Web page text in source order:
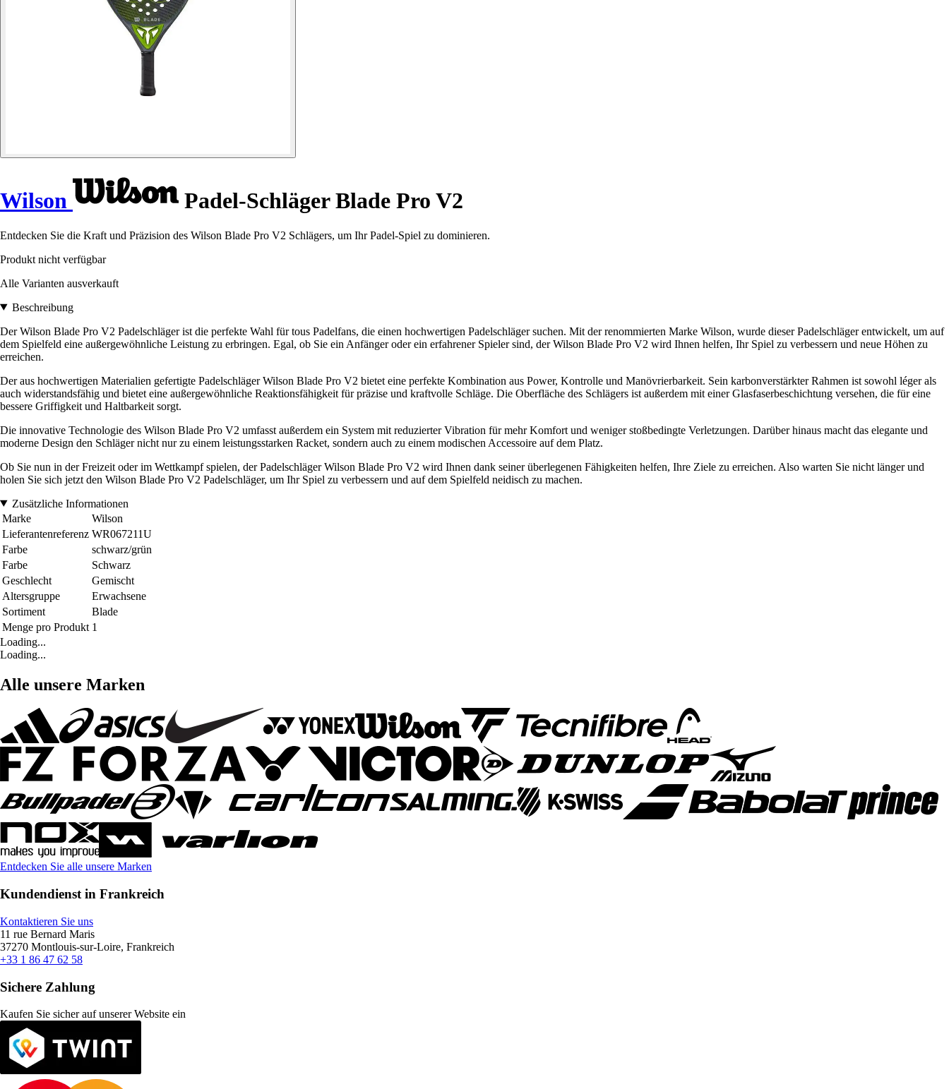
Wilson Padel-Schläger Blade Pro V2
Entdecken Sie die Kraft und Präzision des Wilson Blade Pro V2 Schlägers, um Ihr Padel-Spiel zu dominieren.
Produkt nicht verfügbar
Alle Varianten ausverkauft
Beschreibung
Der Wilson Blade Pro V2 Padelschläger ist die perfekte Wahl für tous Padelfans, die einen hochwertigen Padelschläger suchen. Mit der renommierten Marke Wilson, wurde dieser Padelschläger entwickelt, um auf
dem Spielfeld eine außergewöhnliche Leistung zu erbringen. Egal, ob Sie ein Anfänger oder ein erfahrener Spieler sind, der Wilson Blade Pro V2 wird Ihnen helfen, Ihr Spiel zu verbessern und neue Höhen zu
erreichen.
Der aus hochwertigen Materialien gefertigte Padelschläger Wilson Blade Pro V2 bietet eine perfekte Kombination aus Power, Kontrolle und Manövrierbarkeit. Sein karbonverstärkter Rahmen ist sowohl léger als
auch widerstandsfähig und bietet eine außergewöhnliche Reaktionsfähigkeit für präzise und kraftvolle Schläge. Die Oberfläche des Schlägers ist außerdem mit einer Glasfaserbeschichtung versehen, die für eine
bessere Griffigkeit und Haltbarkeit sorgt.
Die innovative Technologie des Wilson Blade Pro V2 umfasst außerdem ein System mit reduzierter Vibration für mehr Komfort und weniger stoßbedingte Verletzungen. Darüber hinaus macht das elegante und
moderne Design den Schläger nicht nur zu einem leistungsstarken Racket, sondern auch zu einem modischen Accessoire auf dem Platz.
Ob Sie nun in der Freizeit oder im Wettkampf spielen, der Padelschläger Wilson Blade Pro V2 wird Ihnen dank seiner überlegenen Fähigkeiten helfen, Ihre Ziele zu erreichen. Also warten Sie nicht länger und
holen Sie sich jetzt den Wilson Blade Pro V2 Padelschläger, um Ihr Spiel zu verbessern und auf dem Spielfeld neidisch zu machen.
Zusätzliche Informationen
Marke
Wilson
Lieferantenreferenz WR067211U
Farbe
schwarz/grün
Farbe
Schwarz
Geschlecht
Gemischt
Altersgruppe
Erwachsene
Sortiment
Blade
Menge pro Produkt 1
Loading...
Loading...
Alle unsere Marken
Entdecken Sie alle unsere Marken
Kundendienst in Frankreich
Kontaktieren Sie uns
11 rue Bernard Maris
37270 Montlouis-sur-Loire, Frankreich
+33 1 86 47 62 58
Sichere Zahlung
Kaufen Sie sicher auf unserer Website ein